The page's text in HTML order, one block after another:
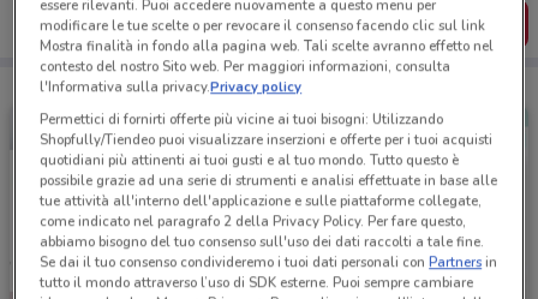
SCARICA L’APP
essere rilevanti. Puoi accedere nuovamente a questo menu per
modificare le tue scelte o per revocare il consenso facendo clic sul link
Mostra finalità in fondo alla pagina web. Tali scelte avranno effetto nel
contesto del nostro Sito web. Per maggiori informazioni, consulta
l'Informativa sulla privacy.Privacy policy
Permettici di fornirti offerte più vicine ai tuoi bisogni: Utilizzando
Shopfully/Tiendeo puoi visualizzare inserzioni e offerte per i tuoi acquisti
quotidiani più attinenti ai tuoi gusti e al tuo mondo. Tutto questo è
possibile grazie ad una serie di strumenti e analisi effettuate in base alle
tue attività all'interno dell'applicazione e sulle piattaforme collegate,
come indicato nel paragrafo 2 della Privacy Policy. Per fare questo,
abbiamo bisogno del tuo consenso sull'uso dei dati raccolti a tale fine.
Se dai il tuo consenso condivideremo i tuoi dati personali conPartnersin
tutto il mondo attraverso l’uso di SDK esterne. Puoi sempre cambiare